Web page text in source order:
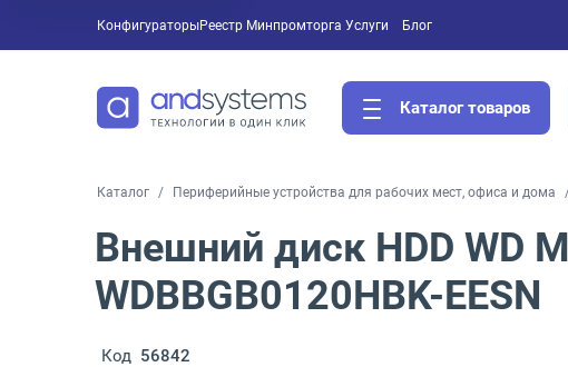
Конфигураторы Услуги
Реестр Минпромторга Блог
Каталог товаров
Каталог Периферийные устройства для рабочих мест, офиса и дома
Внешний диск HDD WD
WDBBGB0120HBK-EESN
Код 56842